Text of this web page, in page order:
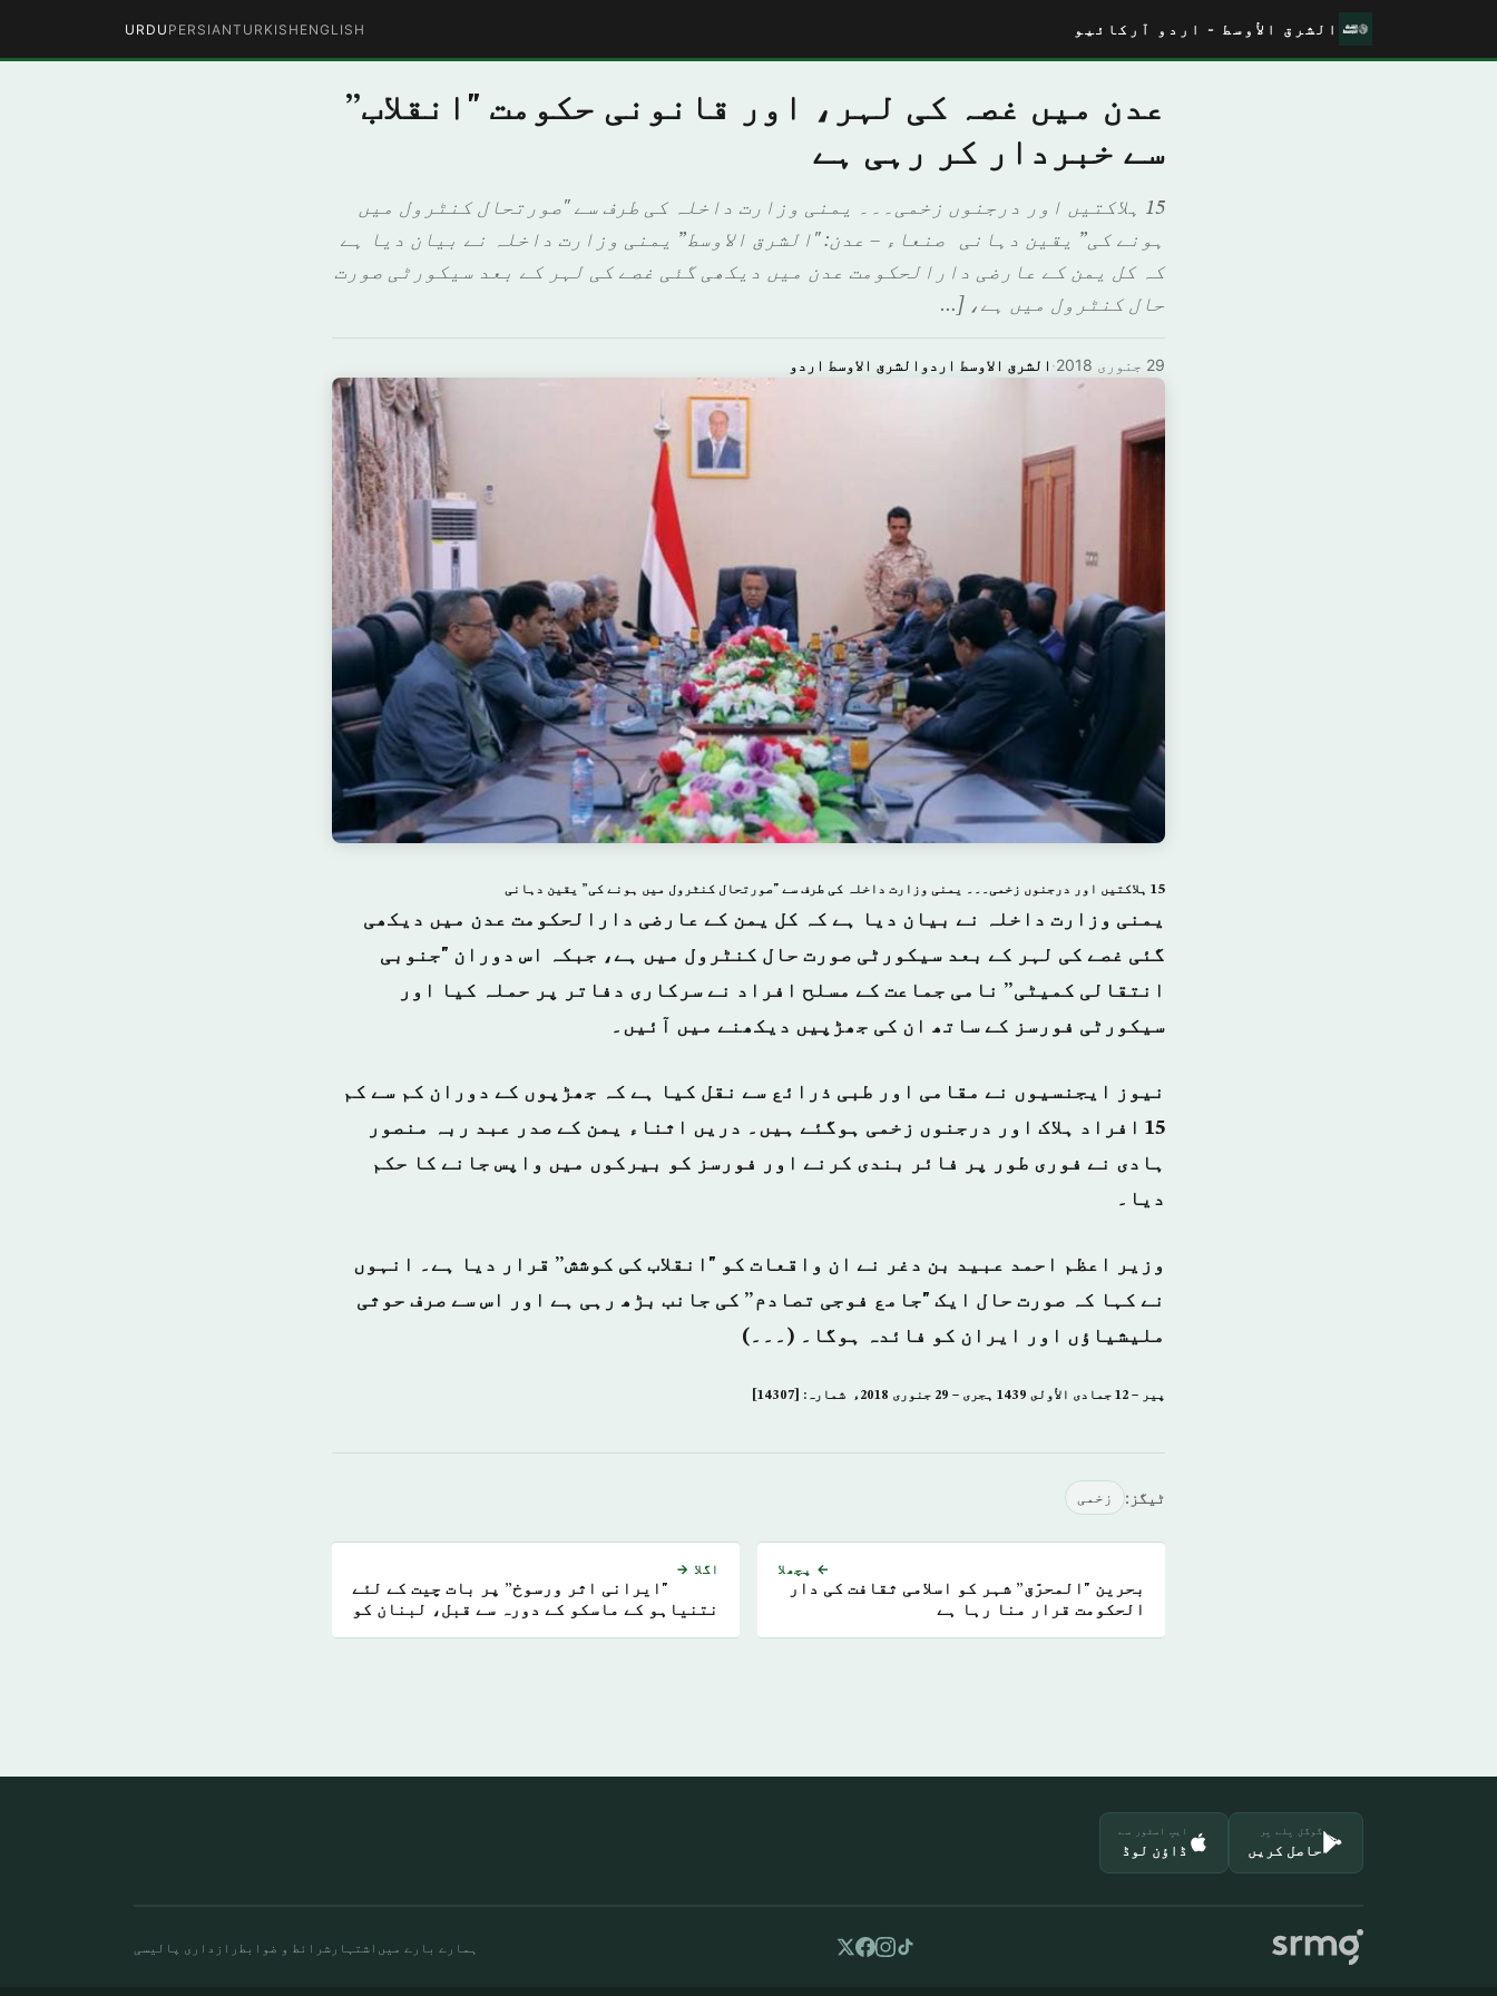
الشرق الأوسط - اردو آرکائیو ENGLISH
TURKISH
PERSIAN
URDU
عدن میں غصہ کی لہر، اور قانونی حکومت "انقلاب”
سے خبردار کر رہی ہے
15 ہلاکتیں اور درجنوں زخمی۔۔۔ یمنی وزارت داخلہ کی طرف سے "صورتحال کنٹرول میں
ہونے کی” یقین دہانی صنعاء – عدن: "الشرق الاوسط” یمنی وزارت داخلہ نے بیان دیا ہے
کہ کل یمن کے عارضی دارالحکومت عدن میں دیکھی گئی غصے کی لہر کے بعد سیکورٹی صورت
حال کنٹرول میں ہے، […
الشرق الاوسط اردوالشرق الاوسط اردو · 29 جنوری 2018
15 ہلاکتیں اور درجنوں زخمی۔۔۔ یمنی وزارت داخلہ کی طرف سے "صورتحال کنٹرول میں ہونے کی” یقین دہانی
یمنی وزارت داخلہ نے بیان دیا ہے کہ کل یمن کے عارضی دارالحکومت عدن میں دیکھی
گئی غصے کی لہر کے بعد سیکورٹی صورت حال کنٹرول میں ہے، جبکہ اس دوران "جنوبی
انتقالی کمیٹی” نامی جماعت کے مسلح افراد نے سرکاری دفاتر پر حملہ کیا اور
سیکورٹی فورسز کے ساتھ ان کی جھڑپیں دیکھنے میں آئیں۔
نیوز ایجنسیوں نے مقامی اور طبی ذرائع سے نقل کیا ہے کہ جھڑپوں کے دوران کم سے کم
15 افراد ہلاک اور درجنوں زخمی ہوگئے ہیں۔ دریں اثناء یمن کے صدر عبد ربہ منصور
ہادی نے فوری طور پر فائر بندی کرنے اور فورسز کو بیرکوں میں واپس جانے کا حکم
دیا۔
وزیر اعظم احمد عبید بن دغر نے ان واقعات کو "انقلاب کی کوشش” قرار دیا ہے۔ انہوں
نے کہا کہ صورت حال ایک "جامع فوجی تصادم” کی جانب بڑھ رہی ہے اور اس سے صرف حوثی
ملیشیاؤں اور ایران کو فائدہ ہوگا۔ (۔۔۔)
پیر – 12 جمادى الأولى 1439 ہجری – 29 جنوری 2018ء شمارہ: [14307]
ٹیگز: زخمی
← پچھلا
بحرین "المحرّق” شہر کو اسلامی ثقافت کی دار
الحکومت قرار منا رہا ہے
اگلا →
"ایرانی اثر ورسوخ” پر بات چیت کے لئے
نتنیاہو کے ماسکو کے دورہ سے قبل، لبنان کو
گوگل پلے پر
حاصل کریں
ایپ اسٹور سے
ڈاؤن لوڈ
ہمارے بارے میں اشتہار شرائط و ضوابط رازداری پالیسی